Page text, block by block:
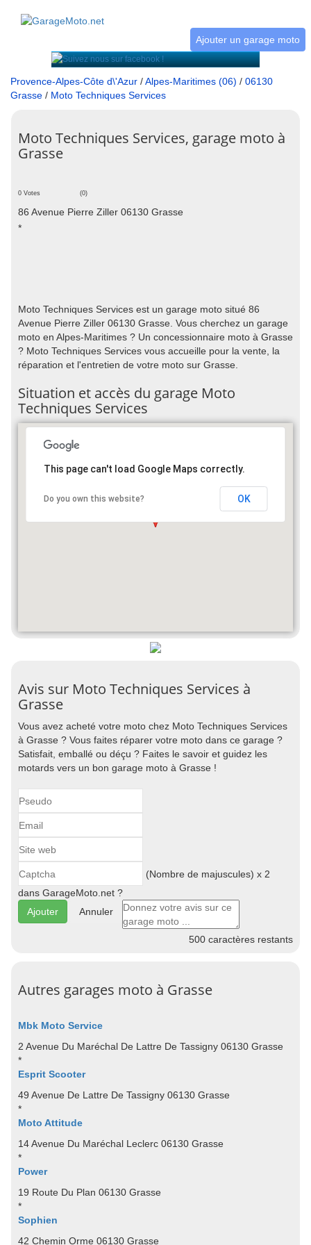
Ajouter un garage moto
Provence-Alpes-Côte d\'Azur /Alpes-Maritimes (06) / 06130
Grasse / Moto Techniques Services
Moto Techniques Services, garage moto à
Grasse
0 Votes (0)
86 Avenue Pierre Ziller 06130 Grasse
*
Moto Techniques Services est un garage moto situé 86
Avenue Pierre Ziller 06130 Grasse. Vous cherchez un garage
moto en Alpes-Maritimes ? Un concessionnaire moto à Grasse
? Moto Techniques Services vous accueille pour la vente, la
réparation et l'entretien de votre moto sur Grasse.
Situation et accès du garage Moto
Techniques Services
This page can't load Google Maps correctly.
Do you own this website? OK
Avis sur Moto Techniques Services à
Grasse
Vous avez acheté votre moto chez Moto Techniques Services
à Grasse ? Vous faites réparer votre moto dans ce garage ?
Satisfait, emballé ou déçu ? Faites le savoir et guidez les
motards vers un bon garage moto à Grasse !
(Nombre de majuscules) x 2
dans GarageMoto.net ?
Annuler
500 caractères restants
Autres garages moto à Grasse
Mbk Moto Service
2 Avenue Du Maréchal De Lattre De Tassigny 06130 Grasse
*
Esprit Scooter
49 Avenue De Lattre De Tassigny 06130 Grasse
*
Moto Attitude
14 Avenue Du Maréchal Leclerc 06130 Grasse
*
Power
19 Route Du Plan 06130 Grasse
*
Sophien
42 Chemin Orme 06130 Grasse